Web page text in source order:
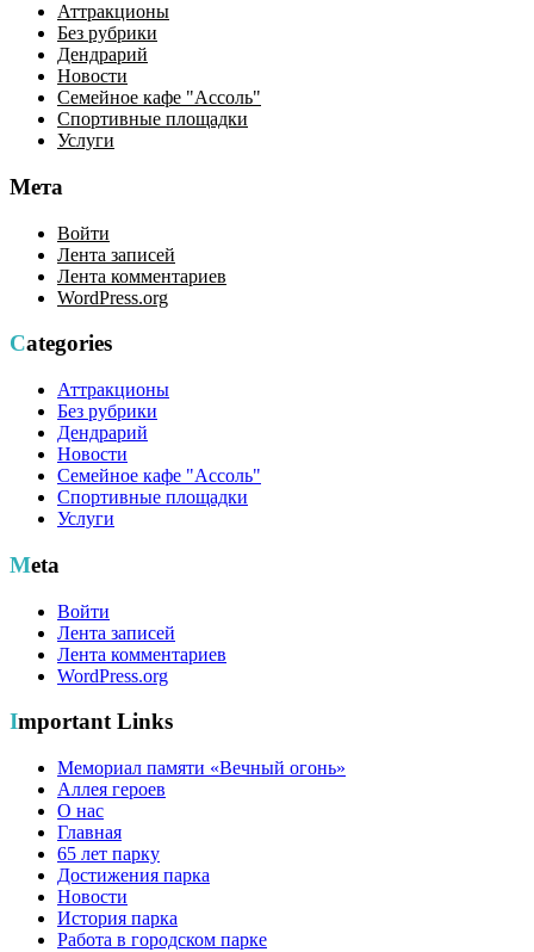
Аттракционы
Без рубрики
Дендрарий
Новости
Семейное кафе "Ассоль"
Спортивные площадки
Услуги
Мета
Войти
Лента записей
Лента комментариев
WordPress.org
Categories
Аттракционы
Без рубрики
Дендрарий
Новости
Семейное кафе "Ассоль"
Спортивные площадки
Услуги
Meta
Войти
Лента записей
Лента комментариев
WordPress.org
Important Links
Мемориал памяти «Вечный огонь»
Аллея героев
О нас
Главная
65 лет парку
Достижения парка
Новости
История парка
Работа в городском парке